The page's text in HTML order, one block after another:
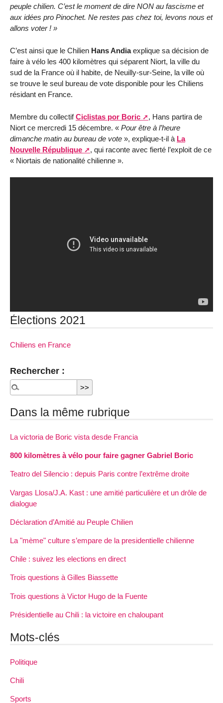
peuple chilien. C’est le moment de dire NON au fascisme et
aux idées pro Pinochet. Ne restes pas chez toi, levons nous et
allons voter ! »
C’est ainsi que le Chilien Hans Andiaexplique sa décision de
faire à vélo les 400 kilomètres qui séparent Niort, la ville du
sud de la France où il habite, de Neuilly-sur-Seine, la ville où
se trouve le seul bureau de vote disponible pour les Chiliens
résidant en France.
Membre du collectifCiclistas por Boric
, Hans partira de
Niort ce mercredi 15 décembre. « Pour être à l’heure
dimanche matin au bureau de vote », explique-t-il à La
Nouvelle République
, qui raconte avec fierté l’exploit de ce
« Niortais de nationalité chilienne ».
Élections 2021
Chiliens en France
Rechercher :
Dans la même rubrique
La victoria de Boric vista desde Francia
800 kilomètres à vélo pour faire gagner Gabriel Boric
Teatro del Silencio : depuis Paris contre l’extrême droite
Vargas Llosa/J.A. Kast : une amitié particulière et un drôle de
dialogue
Déclaration d’Amitié au Peuple Chilien
La "mème" culture s’empare de la presidentielle chilienne
Chile : suivez les elections en direct
Trois questions à Gilles Biassette
Trois questions à Victor Hugo de la Fuente
Présidentielle au Chili : la victoire en chaloupant
Mots-clés
Politique
Chili
Sports